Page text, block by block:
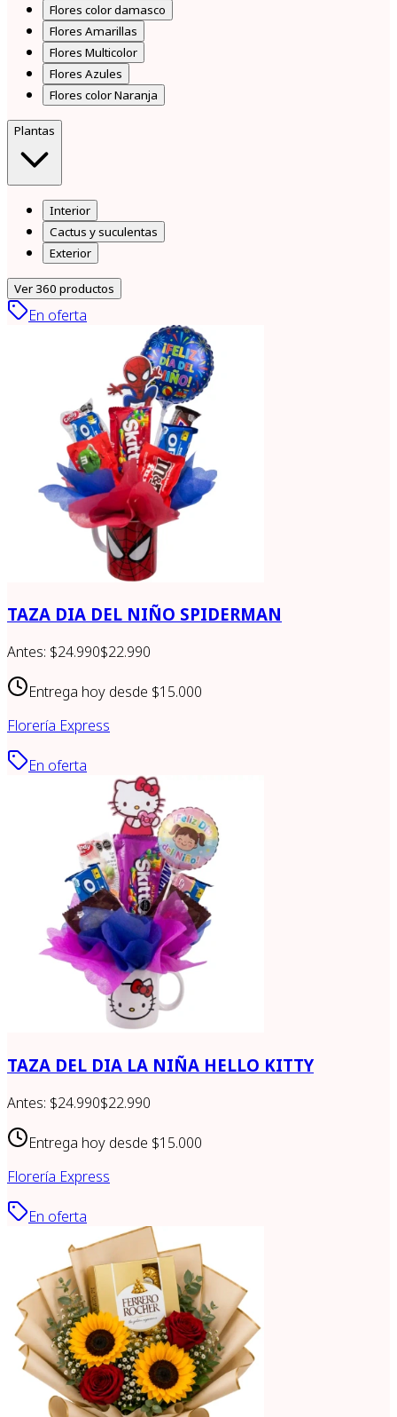
Flores color damasco
Flores Amarillas
Flores Multicolor
Flores Azules
Flores color Naranja
Plantas
Interior
Cactus y suculentas
Exterior
Ver360 productos
En oferta
TAZA DIA DEL NIÑO SPIDERMAN
Antes: $24.990$22.990
Entrega hoy desde $15.000
Florería Express
En oferta
TAZA DEL DIA LA NIÑA HELLO KITTY
Antes: $24.990$22.990
Entrega hoy desde $15.000
Florería Express
En oferta